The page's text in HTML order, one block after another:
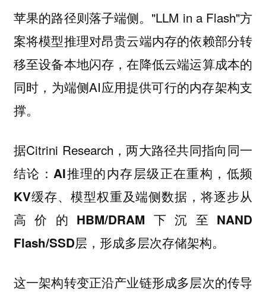
苹果的路径则落子端侧。"LLM in a Flash"方
案将模型推理对昂贵云端内存的依赖部分转
移至设备本地闪存，在降低云端运算成本的
同时，为端侧AI应用提供可行的内存架构支
撑。
据Citrini Research，两大路径共同指向同一
结论： AI推理的内存层级正在重构，低频
KV缓存、模型权重及端侧数据，将逐步从
高价的HBM/DRAM下沉至NAND
Flash/SSD层，形成多层次存储架构。
这一架构转变正沿产业链形成多层次的传导